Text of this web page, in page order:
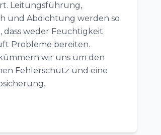
Leitungsführung,
und Abdichtung werden so
dass weder Feuchtigkeit
Probleme bereiten.
wir uns um den
Fehlerschutz und eine